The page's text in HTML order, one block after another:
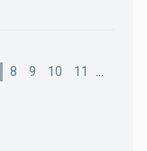
Page
8 Page
9 Page
10 Page
11 …